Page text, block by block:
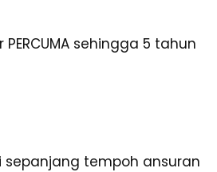
sehingga 5 tahun
sepanjang tempoh ansuran